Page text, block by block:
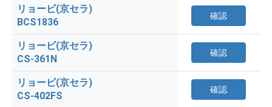
リョービ(京セラ)
BCS1836
確認
リョービ(京セラ)
CS-361N
確認
リョービ(京セラ)
CS-402FS
確認